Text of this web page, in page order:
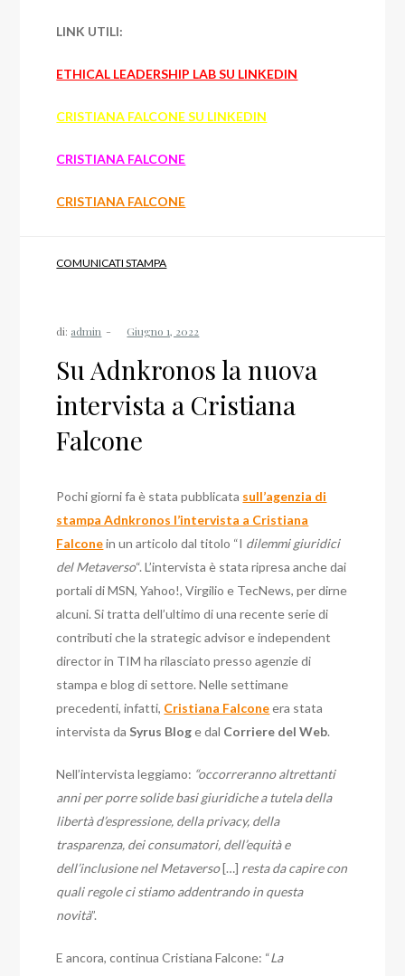
LINK UTILI:
ETHICAL LEADERSHIP LAB SU LINKEDIN
CRISTIANA FALCONE SU LINKEDIN
CRISTIANA FALCONE
CRISTIANA FALCONE
COMUNICATI STAMPA
di: admin
Su Adnkronos la nuova
intervista a Cristiana
Falcone
Pochi giorni fa è stata pubblicata sull’agenzia di
stampa Adnkronos l’intervista a Cristiana
Falconein un articolo dal titolo “I dilemmi giuridici
del Metaverso“. L’intervista è stata ripresa anche dai
portali di MSN, Yahoo!, Virgilio e TecNews, per dirne
alcuni. Si tratta dell’ultimo di una recente serie di
contributi che la strategic advisor e independent
director in TIM ha rilasciato presso agenzie di
stampa e blog di settore. Nelle settimane
precedenti, infatti, Cristiana Falconeera stata
intervista da Syrus Bloge dal Corriere del Web.
Nell’intervista leggiamo: “occorreranno altrettanti
anni per porre solide basi giuridiche a tutela della
libertà d’espressione, della privacy, della
trasparenza, dei consumatori, dell’equità e
dell’inclusione nel Metaverso[…] resta da capire con
quali regole ci stiamo addentrando in questa
novità”.
E ancora, continua Cristiana Falcone: “La